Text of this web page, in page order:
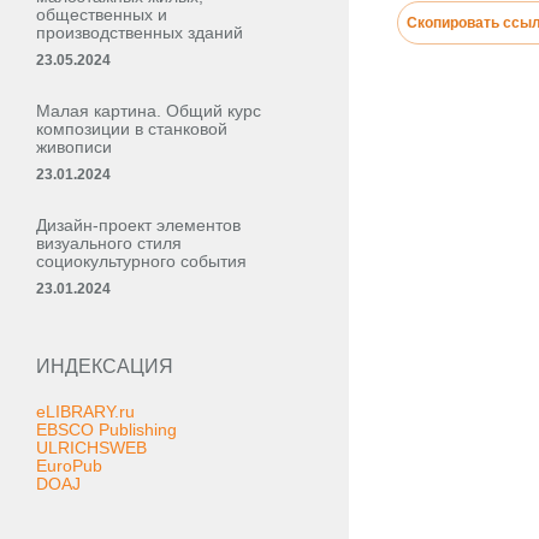
общественных и
производственных зданий
23.05.2024
Малая картина. Общий курс
композиции в станковой
живописи
23.01.2024
Дизайн-проект элементов
визуального стиля
социокультурного события
23.01.2024
ИНДЕКСАЦИЯ
eLIBRARY.ru
EBSCO Publishing
ULRICHSWEB
EuroPub
DOAJ
Скопировать